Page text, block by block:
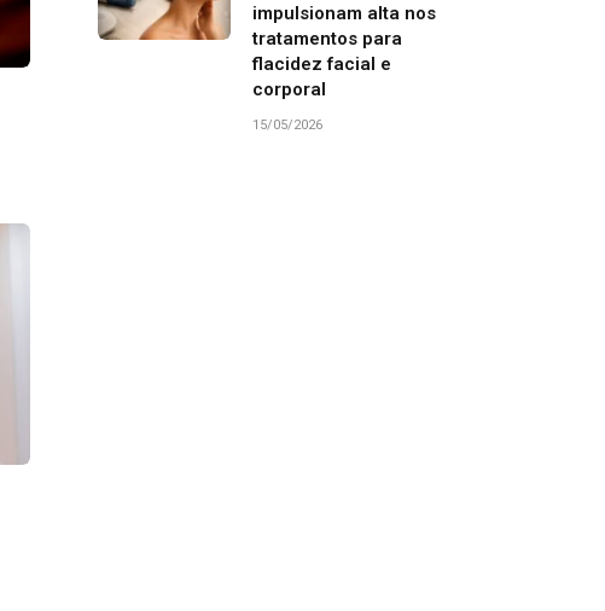
impulsionam alta nos
tratamentos para
flacidez facial e
corporal
15/05/2026